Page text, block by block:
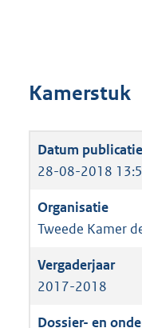
Kamerstuk
28-08-2018
Tweede Kamer
2017-2018